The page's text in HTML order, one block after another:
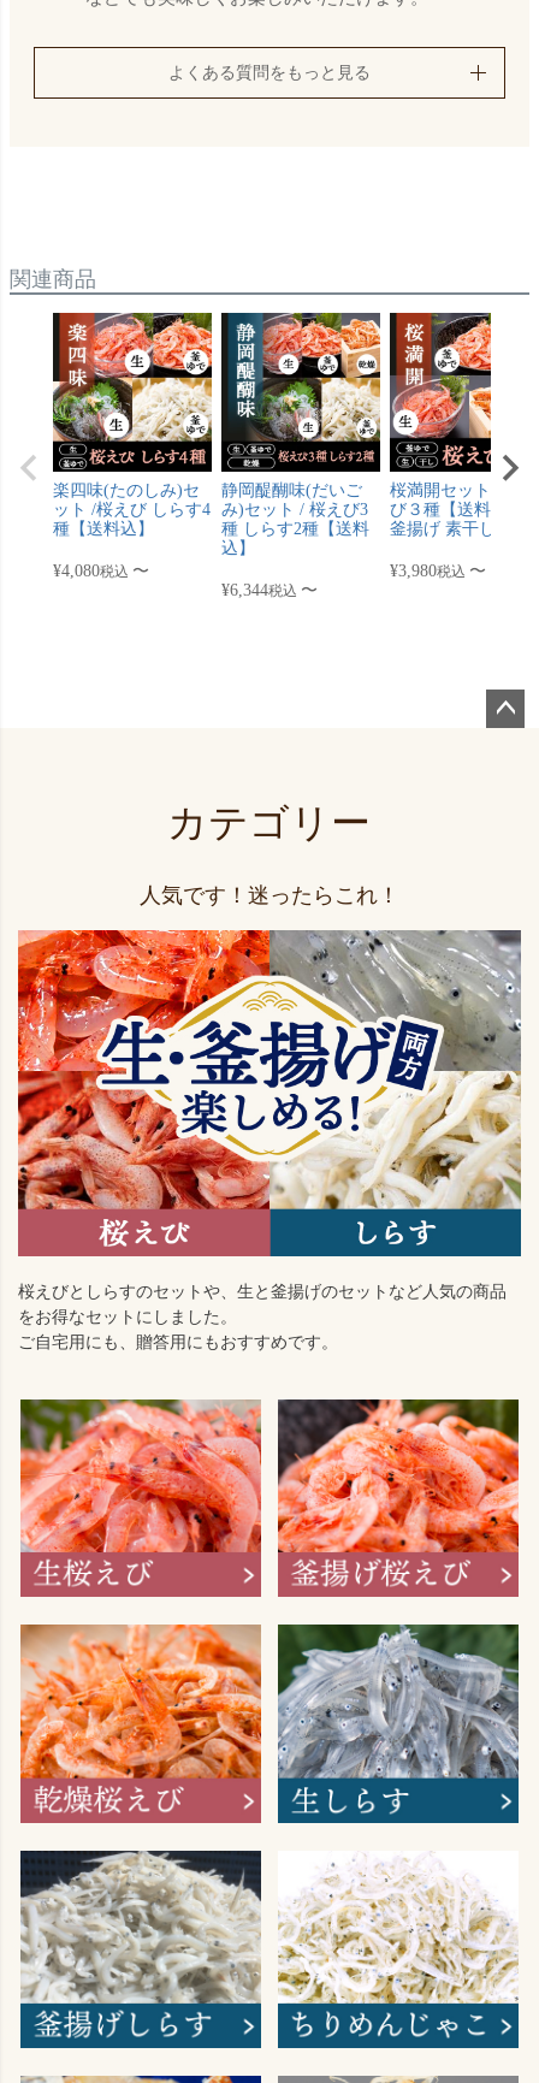
よくある質問をもっと見る
関連商品
楽四味(たのしみ)セ
ット /桜えび しらす4
種【送料込】
¥4,080税込 〜
静岡醍醐味(だいご
み)セット / 桜えび3
種 しらす2種【送料
込】
¥6,344税込 〜
桜満開セット / 桜え
び３種【送料込】
釜揚げ 素干し
¥3,980税込 〜
カテゴリー
人気です！迷ったらこれ！
桜えびとしらすのセットや、生と釜揚げのセットなど人気の商品
をお得なセットにしました。
ご自宅用にも、贈答用にもおすすめです。